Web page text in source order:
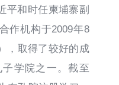
平和时任柬埔寨副
作机构于2009年8
，取得了较好的成
学院之一。截至